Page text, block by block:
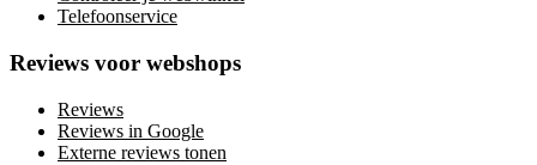
Telefoonservice
Reviews voor webshops
Reviews
Reviews in Google
Externe reviews tonen